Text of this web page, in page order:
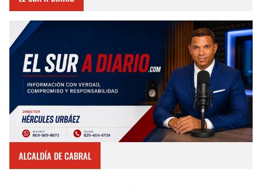
ALCALDÍA DE CABRAL